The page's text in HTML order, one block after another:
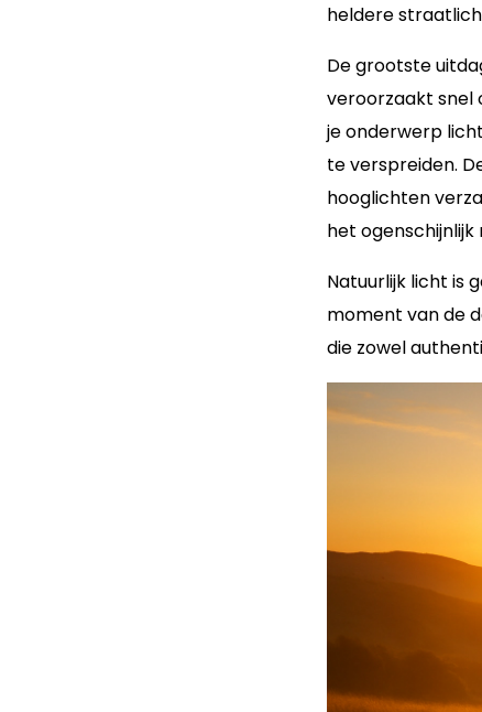
heldere
De grootste
veroorzaakt snel
je onderwerp
te verspreiden.
hooglichten
het
Natuurlijk licht is
moment van de
die zowel